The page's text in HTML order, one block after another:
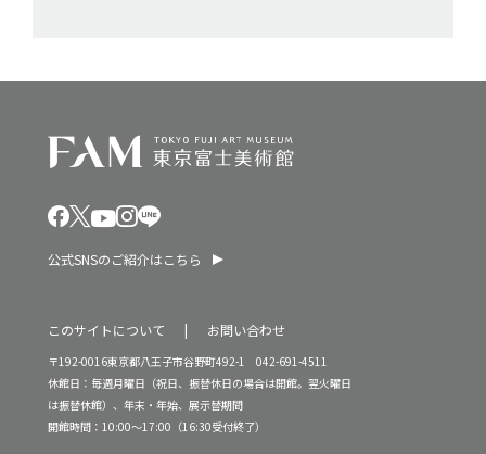
公式SNSのご紹介はこちら
このサイトについて お問い合わせ
〒192-0016東京都八王子市谷野町492-1 042-691-4511
休館日：毎週月曜日（祝日、振替休日の場合は開館。翌火曜日
は振替休館）、年末・年始、展示替期間
開館時間：10:00～17:00（16:30受付終了）